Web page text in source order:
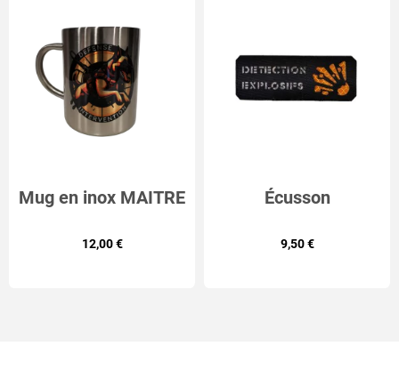
Mug en inox MAITRE
CHIEN DEFENSE
12,00 €
Écusson
Rectangulaire en
9,50 €